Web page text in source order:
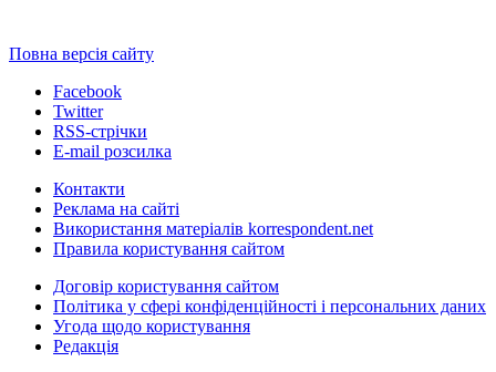
Повна версія сайту
Facebook
Twitter
RSS-стрічки
E-mail розсилка
Контакти
Реклама на сайті
Використання матеріалів korrespondent.net
Правила користування сайтом
Договір користування сайтом
Політика у сфері конфіденційності і персональних даних
Угода щодо користування
Редакція